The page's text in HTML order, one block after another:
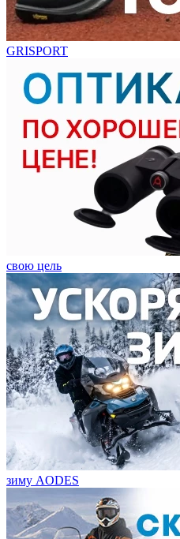
GRISPORT
свою цель
зиму AODES